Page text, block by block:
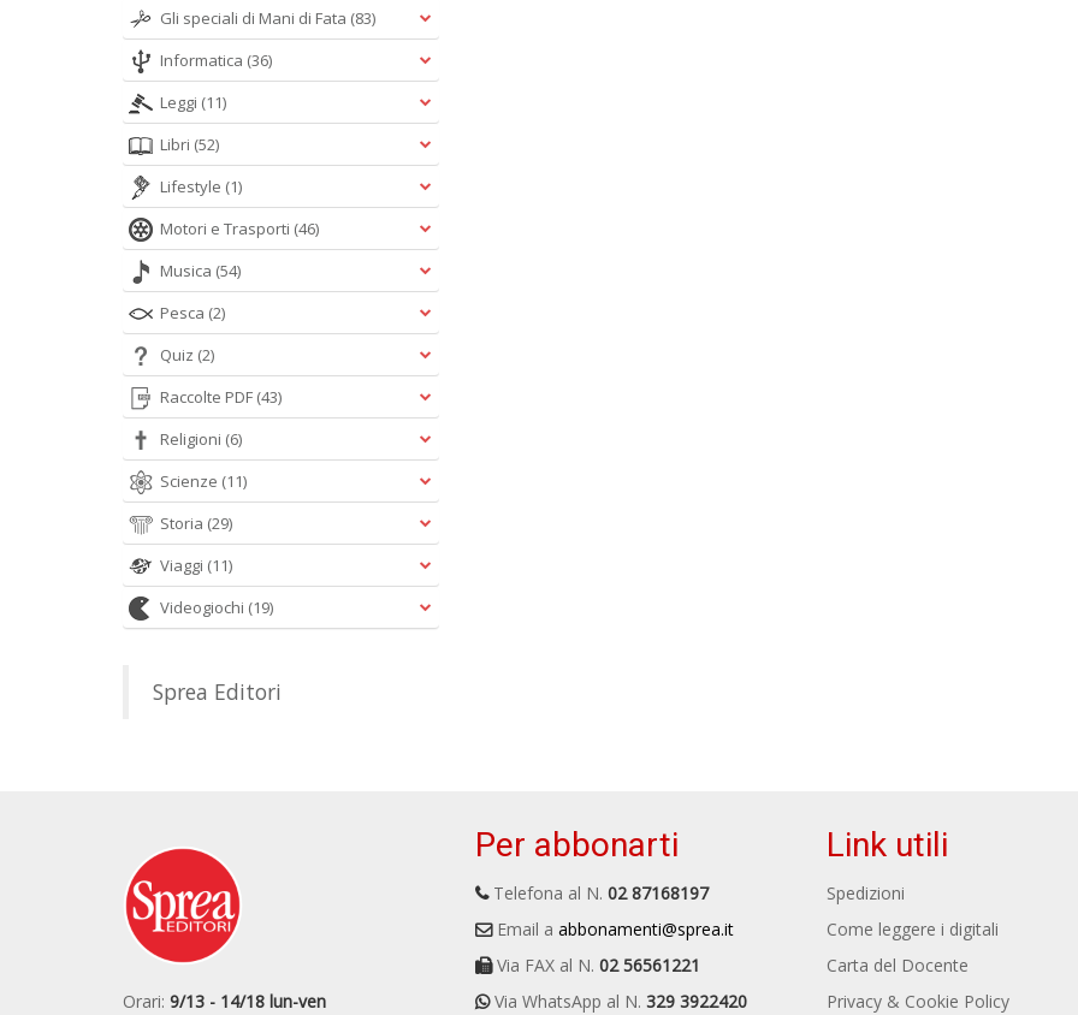
Gli speciali di Mani di Fata (83)
Informatica (36)
Leggi (11)
Libri (52)
Lifestyle (1)
Motori e Trasporti (46)
Musica (54)
Pesca (2)
Quiz (2)
Raccolte PDF (43)
Religioni (6)
Scienze (11)
Storia (29)
Viaggi (11)
Videogiochi (19)
Sprea Editori
Orari: 9/13 - 14/18 lun-ven
Per abbonarti
Telefona al N. 02 87168197
Email a abbonamenti@sprea.it
Via FAX al N. 02 56561221
Via WhatsApp al N. 329 3922420
Link utili
Spedizioni
Come leggere i digitali
Carta del Docente
Privacy & Cookie Policy